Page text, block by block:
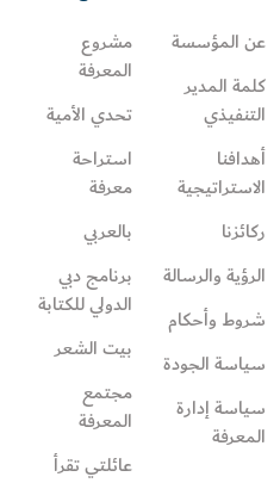
عن المؤسسة
كلمة المدير
التنفيذي
أهدافنا
الاستراتيجية
ركائزنا
الرؤية والرسالة
شروط وأحكام
سياسة الجودة
سياسة إدارة
المعرفة
مشروع
المعرفة
تحدي الأمية
استراحة
معرفة
بالعربي
برنامج دبي
الدولي للكتابة
بيت الشعر
مجتمع
المعرفة
عائلتي تقرأ‎